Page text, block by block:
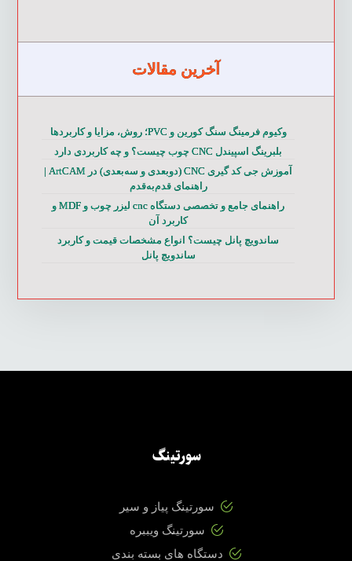
آخرین مقالات
وکیوم فرمینگ سنگ کورین و PVC؛ روش، مزایا و کاربردها
بلبرینگ اسپیندل CNC چوب چیست؟ و چه کاربردی دارد
آموزش جی کد گیری CNC (دوبعدی و سه‌بعدی) در ArtCAM |
راهنمای قدم‌به‌قدم
راهنمای جامع و تخصصی دستگاه cnc لیزر چوب و MDF و
کاربرد آن
ساندویچ پانل چیست؟ انواع مشخصات قیمت و کاربرد
ساندویچ پانل
سورتینگ
سورتینگ پیاز و سیر
سورتینگ ویببره
دستگاه های بسته بندی